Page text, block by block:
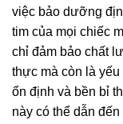
việc bảo dưỡng
tim của mọi chiếc
chỉ đảm bảo chất
thực mà còn là yếu
ổn định và bền bỉ
này có thể dẫn